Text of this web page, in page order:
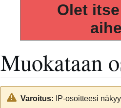
Olet
Muokataan
Siirry
navigaatioon
Siirry
hakuunVaroitus: IP-osoitteesi